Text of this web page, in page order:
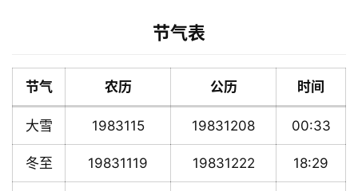
节气表
节气 农历 公历 时间
大雪 1983115 19831208 00:33
冬至 19831119 19831222 18:29